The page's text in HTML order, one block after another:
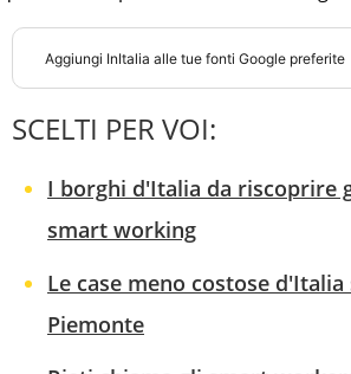
Aggiungi InItalia alle tue fonti Google preferite
SCELTI PER VOI:
I borghi d'Italia da riscoprire
smart working
Le case meno costose
Piemonte